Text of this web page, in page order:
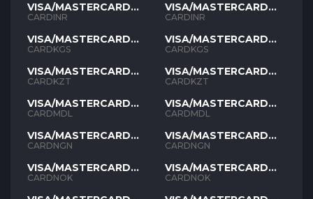
VISA/MASTERCARD
INR
CARDINR
VISA/MASTERCARD
KGS
CARDKGS
VISA/MASTERCARD
KZT
CARDKZT
VISA/MASTERCARD
MDL
CARDMDL
VISA/MASTERCARD
NGN
CARDNGN
VISA/MASTERCARD
NOK
CARDNOK
VISA/MASTERCARD
INR
CARDINR
VISA/MASTERCARD
KGS
CARDKGS
VISA/MASTERCARD
KZT
CARDKZT
VISA/MASTERCARD
MDL
CARDMDL
VISA/MASTERCARD
NGN
CARDNGN
VISA/MASTERCARD
NOK
CARDNOK